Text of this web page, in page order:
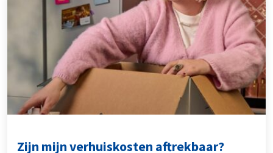
Zijn mijn verhuiskosten aftrekbaar?